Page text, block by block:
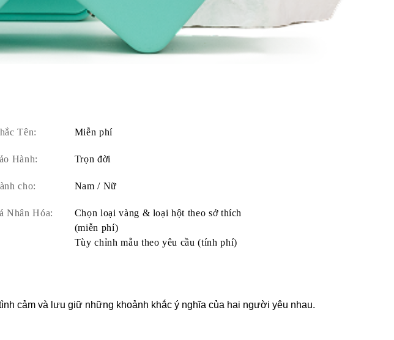
Tên: Miễn phí
Hành: Trọn đời
cho: Nam / Nữ
Nhân Hóa:
Chọn loại vàng & loại hột theo sở thích
(miễn phí)
Tùy chỉnh mẫu theo yêu cầu (tính phí)
cảm và lưu giữ những khoảnh khắc ý nghĩa của hai người yêu nhau.